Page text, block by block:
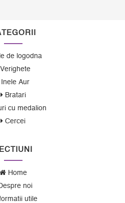
de logodna
Verighete
Inele Aur
Bratari
cu medalion
Cercei
Home
noi
utile